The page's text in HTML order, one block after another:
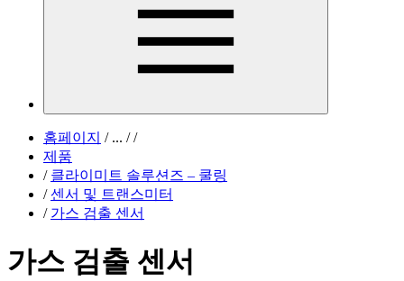
홈페이지 /... / /
제품
/ 클라이미트 솔루션즈 – 쿨링
/ 센서 및 트랜스미터
/ 가스 검출 센서
가스 검출 센서